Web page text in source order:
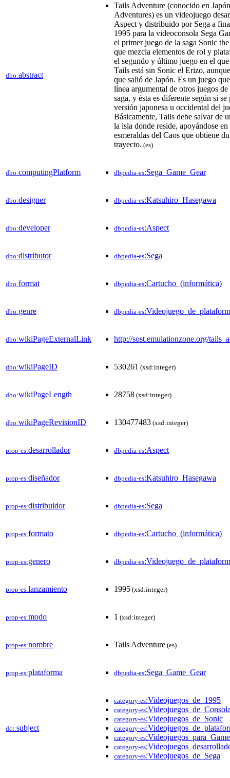
dbo:abstract
Tails Adventure (conocido en
Adventures) es un videojuego
Aspect y distribuido por Sega a
1995 para la videoconsola Sega
el primer juego de la saga Sonic
que mezcla elementos de rol y
el segundo y último juego en el
Tails está sin Sonic el Erizo,
que salió de Japón. Es un juego
línea argumental de otros juegos
saga, y ésta es diferente según si se
versión japonesa u occidental del
Básicamente, Tails debe salvar de
la isla donde reside, apoyándose
esmeraldas del Caos que obtiene
trayecto. (es)
dbo:computingPlatform dbpedia-es:Sega_Game_Gear
dbo:designer dbpedia-es:Katsuhiro_Hasegawa
dbo:developer dbpedia-es:Aspect
dbo:distributor dbpedia-es:Sega
dbo:format dbpedia-es:Cartucho_(informática)
dbo:genre dbpedia-es
dbo:wikiPageExternalLink http://sost.emulationzone.org/
dbo:wikiPageID 530261 (xsd:integer)
dbo:wikiPageLength 28758 (xsd:integer)
dbo:wikiPageRevisionID 130477483 (xsd:integer)
prop-es:desarrollador dbpedia-es:Aspect
prop-es:diseñador dbpedia-es:Katsuhiro_Hasegawa
prop-es:distribuidor dbpedia-es:Sega
prop-es:formato dbpedia-es:Cartucho_(informática)
prop-es:genero dbpedia-es
prop-es:lanzamiento 1995 (xsd:integer)
prop-es:modo 1 (xsd:integer)
prop-es:nombre Tails Adventure (es)
prop-es:plataforma dbpedia-es:Sega_Game_Gear
dct:subject
category-es:Videojuegos_de_1995
category-es
category-es:Videojuegos_de_Sonic
category-es
category-es
category-es
category-es:Videojuegos_de_Sega